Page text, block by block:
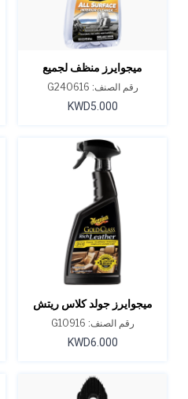
ميجوايرز منظف لجميع
الأسطح الداخلية 16 أونصة
رقم الصنف: G240616
KWD5.000
ميجوايرز جولد كلاس ريتش
ليذر سبراي 3 في 1: منظف،
مرطب، واقٍ 15.2 أونصة
رقم الصنف: G10916
KWD6.000